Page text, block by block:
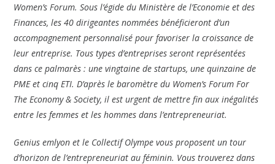
Women’s Forum. Sous l’égide du Ministère de l’Economie et des
Finances, les 40 dirigeantes nommées bénéficieront d’un
accompagnement personnalisé pour favoriser la croissance de
leur entreprise. Tous types d’entreprises seront représentées
dans ce palmarès : une vingtaine de startups, une quinzaine de
PME et cinq ETI. D’après le baromètre du Women’s Forum For
The Economy & Society, il est urgent de mettre fin aux inégalités
entre les femmes et les hommes dans l’entrepreneuriat.
Genius emlyon et le Collectif Olympe vous proposent un tour
d’horizon de l’entrepreneuriat au féminin. Vous trouverez dans